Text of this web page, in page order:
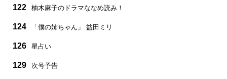
122 柚木麻子のドラマななめ読み！
124 「僕の姉ちゃん」 益田ミリ
126 星占い
129 次号予告